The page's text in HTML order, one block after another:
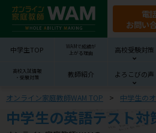
電
お問い
中学生TOP
WAMで成績が
上がる理由
高校受験対策
高校入試情報
・受験対策
教師紹介 よろこびの声
オンライン家庭教師WAM TOP 中学生の
中学生の英語テスト対